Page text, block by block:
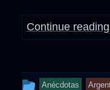
Continue reading
This
Anécdotas